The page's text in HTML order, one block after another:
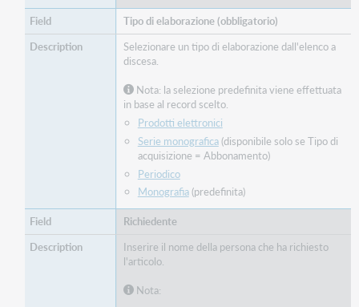
Tipo di elaborazione (obbligatorio)
Selezionare un tipo di elaborazione dall'elenco a
discesa.
Nota: la selezione predefinita viene effettuata
in base al record scelto.
Prodotti elettronici
Serie monografica(disponibile solo se Tipo di
acquisizione = Abbonamento)
Periodico
Monografia(predefinita)
Richiedente
Inserire il nome della persona che ha richiesto
l'articolo.
Nota: